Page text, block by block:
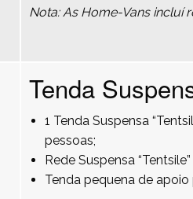
Nota: As Home-Vans incluí
Tenda
1 Tenda Suspensa
pessoas;
Rede Suspensa
Tenda pequena de